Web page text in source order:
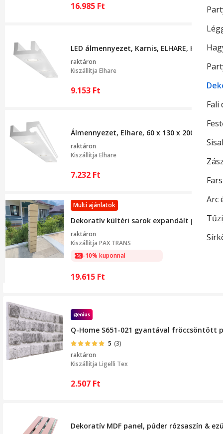
Fali
Arc
16.985 Ft
LED álmennyezet, Karnis, ELHARE,
raktáron
Kiszállítja Elhare
9.153 Ft
Álmennyezet, Elhare, 60 x 130 x 2000 mm,
raktáron
Kiszállítja Elhare
7.232 Ft
Multi ajánlatok
Dekoratív kültéri sarok expandált
raktáron
Kiszállítja PAX TRANS
-10% kuponnal
19.615 Ft
Q-Home S651-021 gyantával
5 (3)
raktáron
Kiszállítja Ligelli Tex
2.507 Ft
Dekoratív MDF panel, púder rózsaszín &